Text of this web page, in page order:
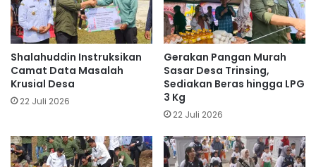
Shalahuddin Instruksikan
Camat Data Masalah
Krusial Desa
22 Juli 2026
Gerakan Pangan Murah
Sasar Desa Trinsing,
Sediakan Beras hingga LPG
3 Kg
22 Juli 2026